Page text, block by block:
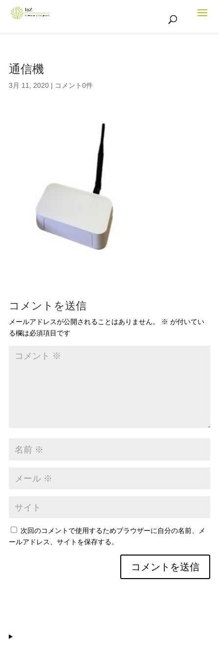
通信機
3月 11, 2020| コメント0件
コメントを送信
メールアドレスが公開されることはありません。 ※ が付いてい
る欄は必須項目です
次回のコメントで使用するためブラウザーに自分の名前、メ
ールアドレス、サイトを保存する。